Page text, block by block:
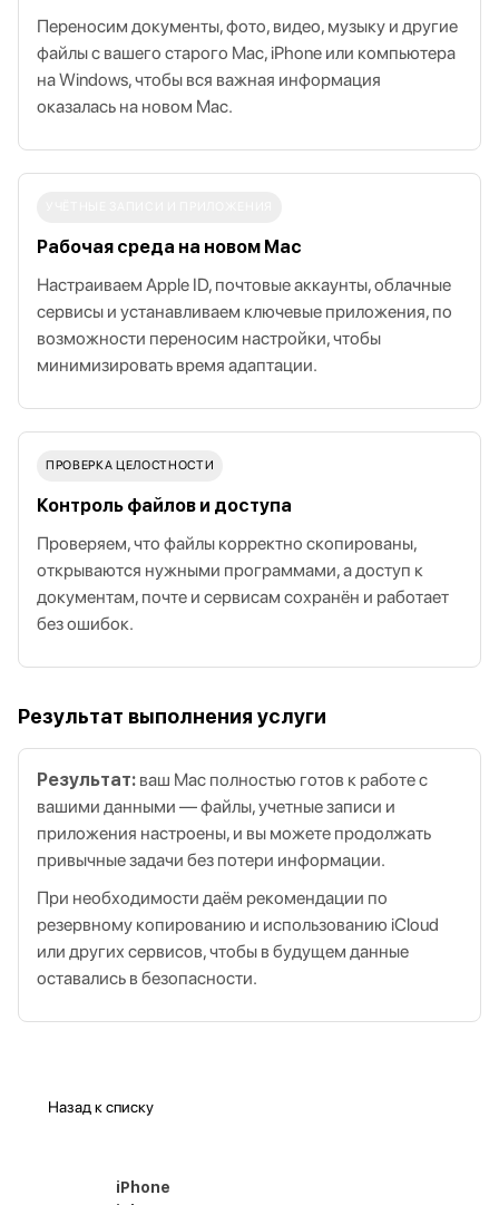
Переносим документы, фото, видео, музыку и другие
файлы с вашего старого Mac, iPhone или компьютера
на Windows, чтобы вся важная информация
оказалась на новом Mac.
Рабочая среда на новом Mac
Настраиваем Apple ID, почтовые аккаунты, облачные
сервисы и устанавливаем ключевые приложения, по
возможности переносим настройки, чтобы
минимизировать время адаптации.
ПРОВЕРКА ЦЕЛОСТНОСТИ
Контроль файлов и доступа
Проверяем, что файлы корректно скопированы,
открываются нужными программами, а доступ к
документам, почте и сервисам сохранён и работает
без ошибок.
Результат выполнения услуги
Результат: ваш Mac полностью готов к работе с
вашими данными — файлы, учетные записи и
приложения настроены, и вы можете продолжать
привычные задачи без потери информации.
При необходимости даём рекомендации по
резервному копированию и использованию iCloud
или других сервисов, чтобы в будущем данные
оставались в безопасности.
Назад к списку
iPhone